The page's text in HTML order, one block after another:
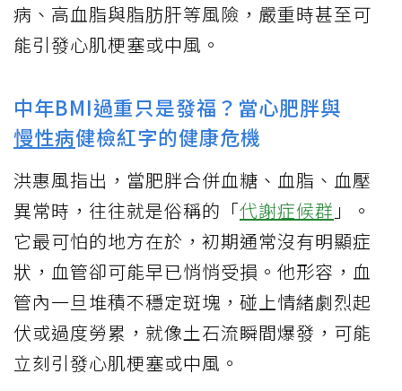
病、高血脂與脂肪肝等風險，嚴重時甚至可
能引發心肌梗塞或中風。
中年BMI過重只是發福？當心肥胖與
慢性病健檢紅字的健康危機
洪惠風指出，當肥胖合併血糖、血脂、血壓
異常時，往往就是俗稱的「代謝症候群 」。
它最可怕的地方在於，初期通常沒有明顯症
狀，血管卻可能早已悄悄受損。他形容，血
管內一旦堆積不穩定斑塊，碰上情緒劇烈起
伏或過度勞累，就像土石流瞬間爆發，可能
立刻引發心肌梗塞或中風。